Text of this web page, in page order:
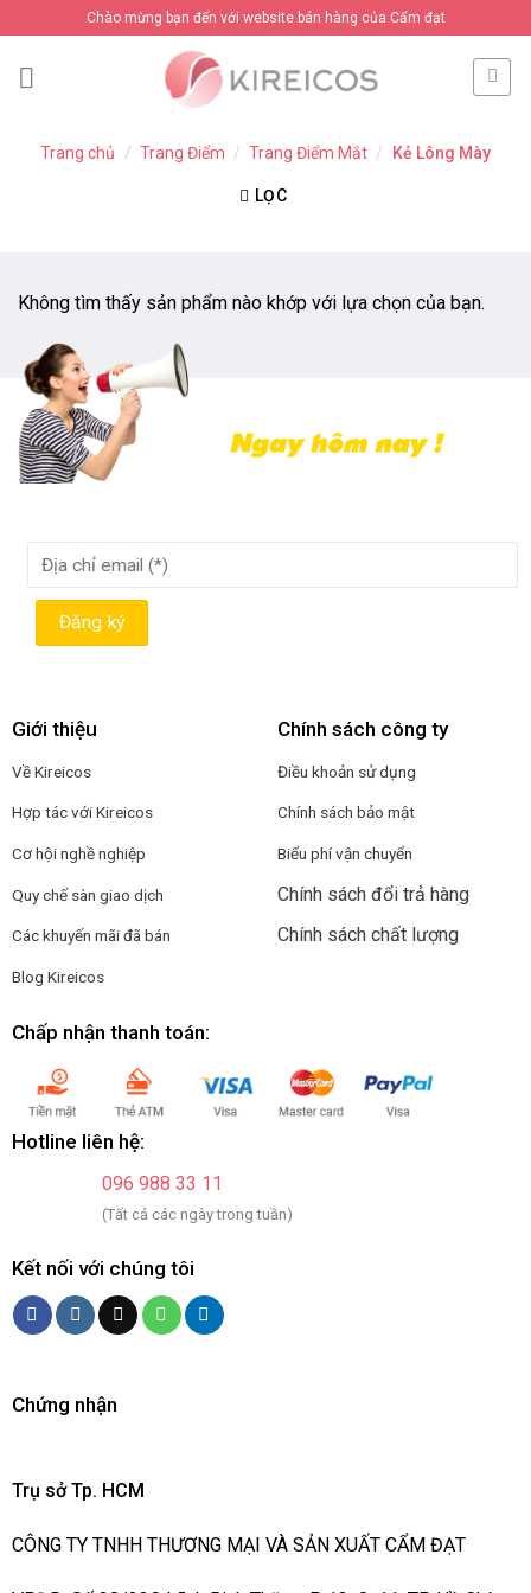
to
content
Chào mừng bạn đến với website bán hàng của Cẩm đạt
Trang chủ / Trang Điểm / Trang Điểm Mắt / Kẻ Lông Mày
LỌC
Không tìm thấy sản phẩm nào khớp với lựa chọn của bạn.
Giới thiệu
Về Kireicos
Hợp tác với Kireicos
Cơ hội nghề nghiệp
Quy chế sàn giao dịch
Các khuyến mãi đã bán
Blog Kireicos
Chính sách công ty
Điều khoản sử dụng
Chính sách bảo mật
Biểu phí vận chuyển
Chính sách đổi trả hàng
Chính sách chất lượng
Chấp nhận thanh toán:
Hotline liên hệ:
096 988 33 11
(Tất cả các ngày trong tuần)
Kết nối với chúng tôi
Chứng nhận
Trụ sở Tp. HCM
CÔNG TY TNHH THƯƠNG MẠI VÀ SẢN XUẤT CẨM ĐẠT